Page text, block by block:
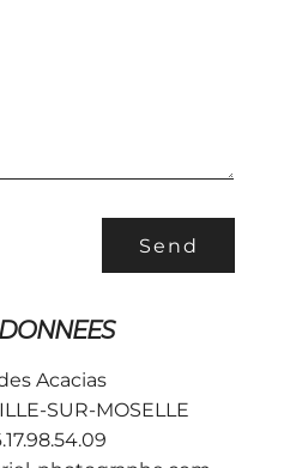
Acacias
SUR-MOSELLE